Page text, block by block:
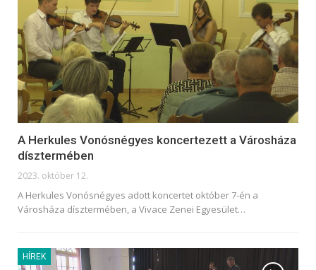
A Herkules Vonósnégyes koncertezett a Városháza
dísztermében
2023. október 12.
A Herkules Vonósnégyes adott koncertet október 7-én a
Városháza dísztermében, a Vivace Zenei Egyesület…
HÍREK